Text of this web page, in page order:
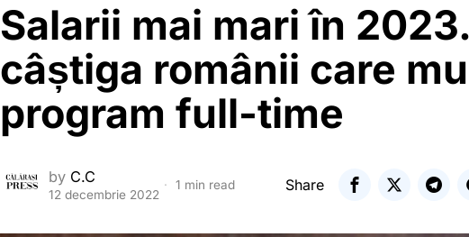
Salarii mai mari în
câștiga românii care
program full-time
by C.C
12 decembrie 2022
1 min read Share